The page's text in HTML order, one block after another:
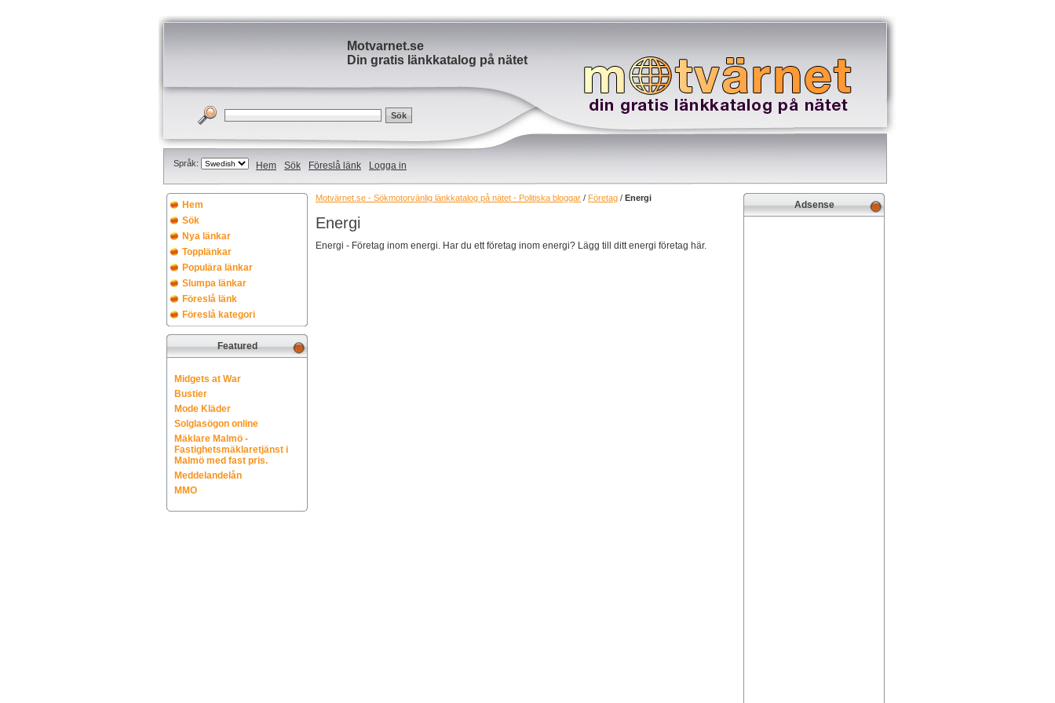
Motvarnet.se
Din gratis länkkatalog på nätet
Språk: Hem Sök Föreslå länk Logga in
Hem
Sök
Nya länkar
Topplänkar
Populära länkar
Slumpa länkar
Föreslå länk
Föreslå kategori
Featured
Midgets at War
Bustier
Mode Kläder
Solglasögon online
Mäklare Malmö -
Fastighetsmäklaretjänst i
Malmö med fast pris.
Meddelandelån
MMO
Motvärnet.se - Sökmotorvänlig länkkatalog på nätet - Politiska bloggar / Företag / Energi
Energi
Energi - Företag inom energi. Har du ett företag inom energi? Lägg till ditt energi företag här.
Adsense